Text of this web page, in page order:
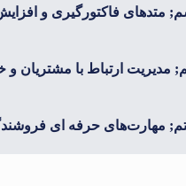
متدهای فاکتورگیری و
مدیریت ارتباط با مشتریان و
مهارت‌های حرفه ای